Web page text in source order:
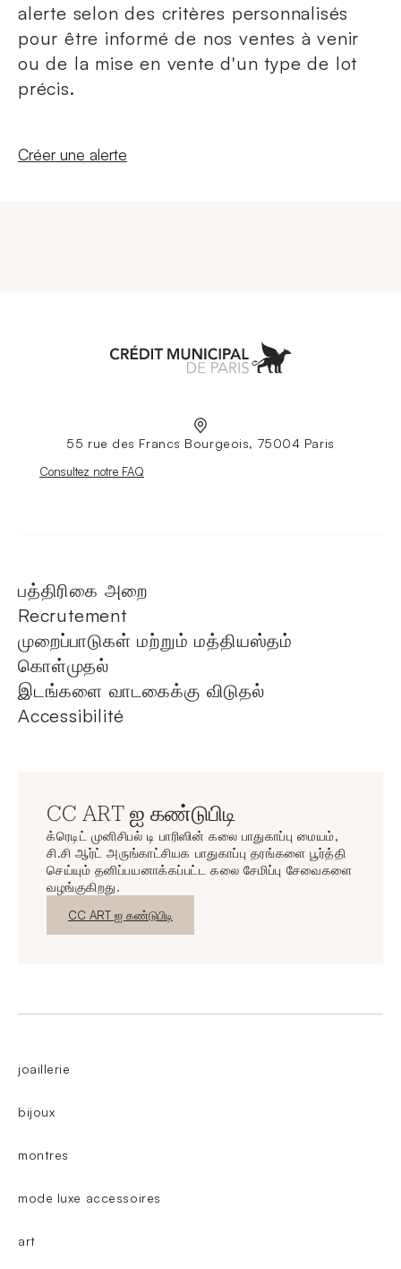
alerte selon des critères personnalisés
pour être informé de nos ventes à venir
ou de la mise en vente d'un type de lot
précis.
Nouvelle fenêtre
Créer une alerte
55 rue des Francs Bourgeois, 75004 Paris
Nouvelle fenêtre
Consultez notre FAQ
பத்திரிகை அறை
Recrutement
முறைப்பாடுகள் மற்றும் மத்தியஸ்தம்
கொள்முதல்
இடங்களை வாடகைக்கு விடுதல்
Accessibilité
CC ART ஐ கண்டுபிடி
க்ரெடிட் முனிசிபல் டி பாரிஸின் கலை பாதுகாப்பு மையம்,
சி.சி ஆர்ட் அருங்காட்சியக பாதுகாப்பு தரங்களை பூர்த்தி
செய்யும் தனிப்பயனாக்கப்பட்ட கலை சேமிப்பு சேவைகளை
வழங்குகிறது.
புதிய சாளரம்
CC ART ஐ கண்டுபிடி
joaillerie
bijoux
montres
mode luxe accessoires
art